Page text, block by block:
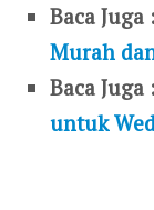
Baca
Murah
Baca
untuk